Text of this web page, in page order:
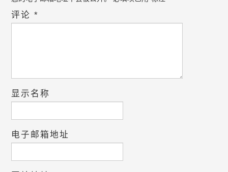
评论*
显示名称
电子邮箱地址